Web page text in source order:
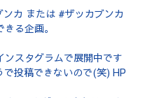
カ または #ザッカブンカ
る企画。
スタグラムで展開中です
投稿できないので(笑) HP